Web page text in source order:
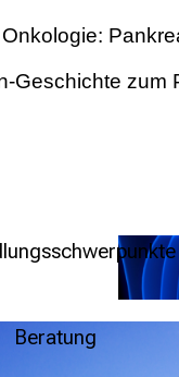
Geschichte zum
Weitere Infos
Beratung